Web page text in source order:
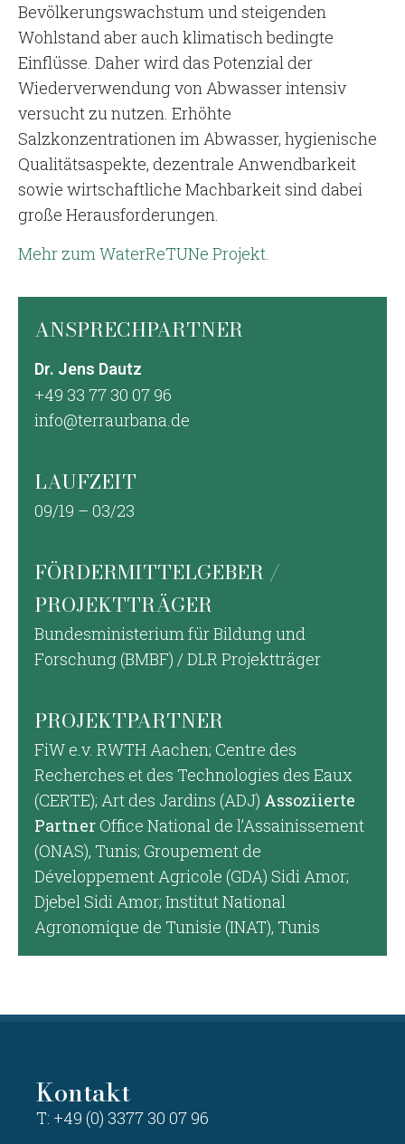
Bevölkerungswachstum und steigenden
Wohlstand aber auch klimatisch bedingte
Einflüsse. Daher wird das Potenzial der
Wiederverwendung von Abwasser intensiv
versucht zu nutzen. Erhöhte
Salzkonzentrationen im Abwasser, hygienische
Qualitätsaspekte, dezentrale Anwendbarkeit
sowie wirtschaftliche Machbarkeit sind dabei
große Herausforderungen.
Mehr zum WaterReTUNe Projekt.
ANSPRECHPARTNER
Dr. Jens Dautz
+49 33 77 30 07 96
info@terraurbana.de
LAUFZEIT
09/19 – 03/23
FÖRDERMITTELGEBER /
PROJEKTTRÄGER
Bundesministerium für Bildung und
Forschung (BMBF) / DLR Projektträger
PROJEKTPARTNER
FiW e.v. RWTH Aachen; Centre des
Recherches et des Technologies des Eaux
(CERTE); Art des Jardins (ADJ) Assoziierte
PartnerOffice National de l’Assainissement
(ONAS), Tunis; Groupement de
Développement Agricole (GDA) Sidi Amor;
Djebel Sidi Amor; Institut National
Agronomique de Tunisie (INAT), Tunis
Kontakt
T: +49 (0) 3377 30 07 96